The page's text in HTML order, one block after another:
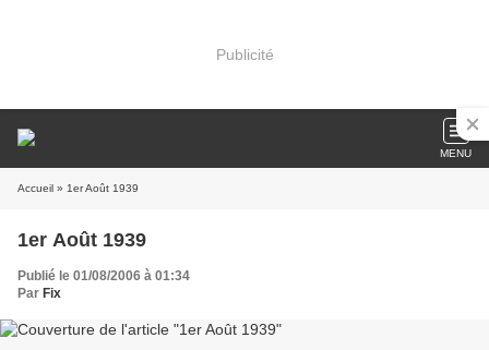
Publicité
MENU
Accueil » 1er Août 1939
1er Août 1939
Publié le 01/08/2006 à 01:34
Par Fix